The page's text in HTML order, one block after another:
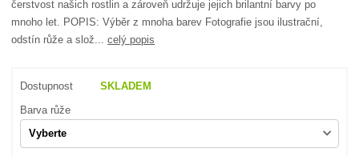
čerstvost našich rostlin a zároveň udržuje jejich brilantní barvy po
mnoho let. POPIS: Výběr z mnoha barev Fotografie jsou ilustrační,
odstín růže a slož...celý popis
Dostupnost SKLADEM
Barva růže